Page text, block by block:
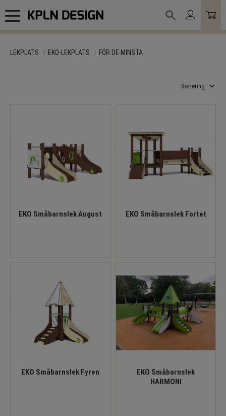
Meny
LEKPLATS EKO-LEKPLATS FÖR DE MINSTA
EKO Småbarnslek August EKO Småbarnslek Fortet
EKO Småbarnslek Fyren
EKO Småbarnslek
HARMONI